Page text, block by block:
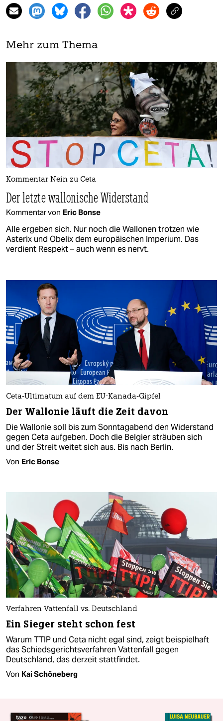
Mehr zum Thema
Kommentar Nein zu Ceta
Der letzte wallonische Widerstand
Kommentar von Eric Bonse
Alle ergeben sich. Nur noch die Wallonen trotzen wie
Asterix und Obelix dem europäischen Imperium. Das
verdient Respekt – auch wenn es nervt.
Ceta-Ultimatum auf dem EU-Kanada-Gipfel
Der Wallonie läuft die Zeit davon
Die Wallonie soll bis zum Sonntagabend den Widerstand
gegen Ceta aufgeben. Doch die Belgier sträuben sich
und der Streit weitet sich aus. Bis nach Berlin.
Von Eric Bonse
Verfahren Vattenfall vs. Deutschland
Ein Sieger steht schon fest
Warum TTIP und Ceta nicht egal sind, zeigt beispielhaft
das Schiedsgerichtsverfahren Vattenfall gegen
Deutschland, das derzeit stattfindet.
Von Kai Schöneberg